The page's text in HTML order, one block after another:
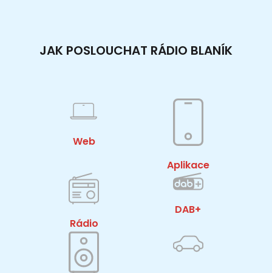
JAK POSLOUCHAT RÁDIO BLANÍK
Web
Aplikace
Rádio
DAB+